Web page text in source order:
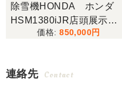
除雪機HONDA ホンダ
HSM1380iJR店頭展示
機！ローリング付き！ほぼ
850,000
連絡先 Contact